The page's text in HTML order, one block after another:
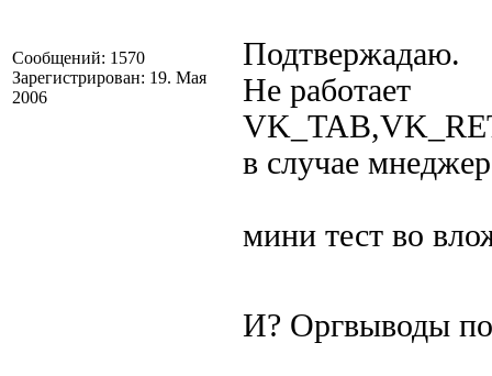
Сообщений: 1570
Зарегистрирован: 19. Мая
2006
Подтвержадаю.
Не работает
в случае
мини тест во
И? Оргвыводы